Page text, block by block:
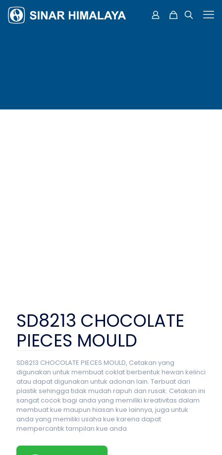
SD8213 CHOCOLATE
PIECES MOULD
SD8213 CHOCOLATE PIECES MOULD, Cetakan yang
digunakan untuk membuat coklat berbentuk hewan kelinci
atau dapat digunakan untuk adonan lain. Terbuat dari
plastik sehingga tidak mudah rapuh dan rusak. Cetakan ini
sangat cocok bagi anda yang memiliki kreativitas dalam
membuat kue maupun hiasan kue lainnya, juga untuk
anda yang memiliki usaha kue karena dapat
mempercantik tampilan kue anda